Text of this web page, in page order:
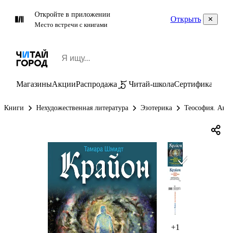
Откройте в приложении
Место встречи с книгами
Открыть
МагазиныАкцииРаспродажа Читай-школаСертификаты
Книги Нехудожественная литература Эзотерика Теософия.
+1